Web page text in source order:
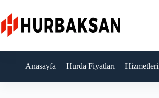
content
Anasayfa Hurda Fiyatları